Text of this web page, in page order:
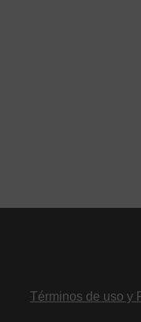
Términos de uso y